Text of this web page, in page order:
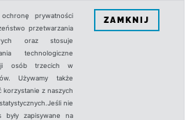
prywatności
przetwarzania
oraz stosuje
technologiczne
osób trzecich w
Używamy także
korzystanie z naszych
nie
zapisywane na
ZAMKNIJ